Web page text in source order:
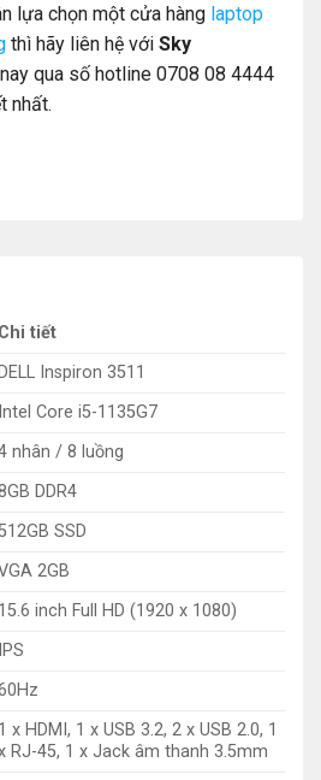
lựa chọn một cửa hàng laptop
thì hãy liên hệ với Sky
qua số hotline 0708 08 4444
nhất.
Chi tiết
DELL Inspiron 3511
Intel Core i5-1135G7
nhân / 8 luồng
DDR4
SSD
2GB
15.6 inch Full HD (1920 x 1080)
IPS
1 x HDMI, 1 x USB 3.2, 2 x USB 2.0, 1
RJ-45, 1 x Jack âm thanh 3.5mm